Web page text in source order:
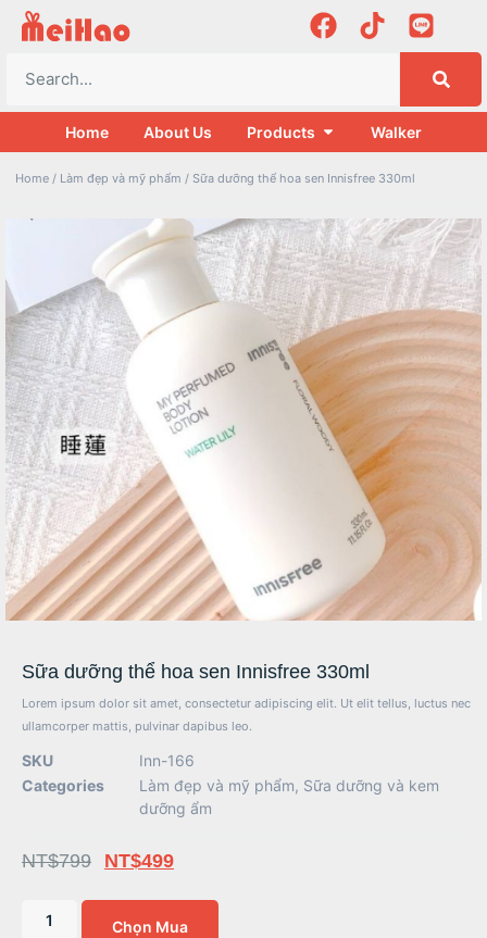
Home About Us Products Walker
Home / Làm đẹp và mỹ phẩm / Sữa dưỡng thể hoa sen Innisfree 330ml
Sữa dưỡng thể hoa sen Innisfree 330ml
Lorem ipsum dolor sit amet, consectetur adipiscing elit. Ut elit tellus, luctus nec
ullamcorper mattis, pulvinar dapibus leo.
SKU
Inn-166
Categories
Làm đẹp và mỹ phẩm, Sữa dưỡng và kem
dưỡng ẩm
NT$799 NT$499
Chọn Mua